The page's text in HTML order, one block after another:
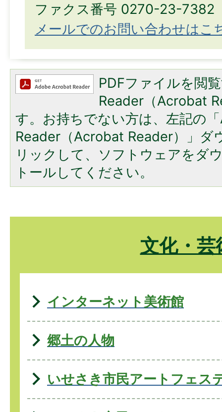
ファクス番号 0270-23-7382
メールでのお問い合わせはこ
PDFファイルを閲
Reader（Acrobat
す。お持ちでない方は、左記の
Reader（Acrobat Reader）」ダ
リックして、ソフトウェアをダ
トールしてください。
文化・芸
インターネット美術館
郷土の人物
いせさき市民アートフェス